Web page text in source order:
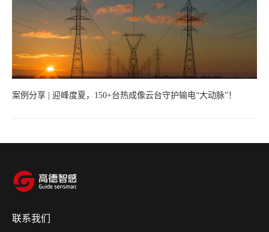
案例分享 | 迎峰度夏，150+台热成像云台守护输电“大动脉”！
联系我们